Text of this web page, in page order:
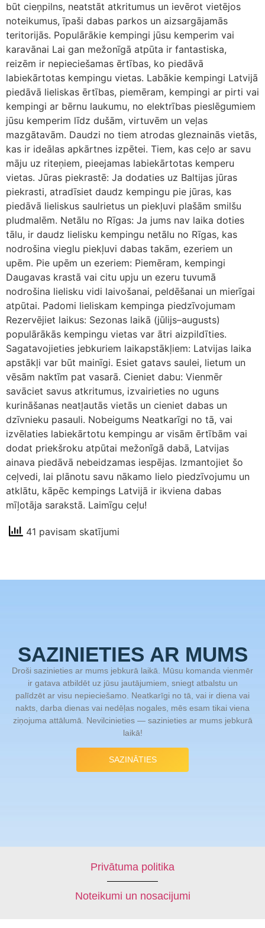
būt cieņpilns, neatstāt atkritumus un ievērot vietējos
noteikumus, īpaši dabas parkos un aizsargājamās
teritorijās. Populārākie kempingi jūsu kemperim vai
karavānai Lai gan mežonīgā atpūta ir fantastiska,
reizēm ir nepieciešamas ērtības, ko piedāvā
labiekārtotas kempingu vietas. Labākie kempingi Latvijā
piedāvā lieliskas ērtības, piemēram, kempingi ar pirti vai
kempingi ar bērnu laukumu, no elektrības pieslēgumiem
jūsu kemperim līdz dušām, virtuvēm un veļas
mazgātavām. Daudzi no tiem atrodas gleznainās vietās,
kas ir ideālas apkārtnes izpētei. Tiem, kas ceļo ar savu
māju uz riteņiem, pieejamas labiekārtotas kemperu
vietas. Jūras piekrastē: Ja dodaties uz Baltijas jūras
piekrasti, atradīsiet daudz kempingu pie jūras, kas
piedāvā lieliskus saulrietus un piekļuvi plašām smilšu
pludmalēm. Netālu no Rīgas: Ja jums nav laika doties
tālu, ir daudz lielisku kempingu netālu no Rīgas, kas
nodrošina vieglu piekļuvi dabas takām, ezeriem un
upēm. Pie upēm un ezeriem: Piemēram, kempingi
Daugavas krastā vai citu upju un ezeru tuvumā
nodrošina lielisku vidi laivošanai, peldēšanai un mierīgai
atpūtai. Padomi lieliskam kempinga piedzīvojumam
Rezervējiet laikus: Sezonas laikā (jūlijs–augusts)
populārākās kempingu vietas var ātri aizpildīties.
Sagatavojieties jebkuriem laikapstākļiem: Latvijas laika
apstākļi var būt mainīgi. Esiet gatavs saulei, lietum un
vēsām naktīm pat vasarā. Cieniet dabu: Vienmēr
savāciet savus atkritumus, izvairieties no uguns
kurināšanas neatļautās vietās un cieniet dabas un
dzīvnieku pasauli. Nobeigums Neatkarīgi no tā, vai
izvēlaties labiekārtotu kempingu ar visām ērtībām vai
dodat priekšroku atpūtai mežonīgā dabā, Latvijas
ainava piedāvā nebeidzamas iespējas. Izmantojiet šo
ceļvedi, lai plānotu savu nākamo lielo piedzīvojumu un
atklātu, kāpēc kempings Latvijā ir ikviena dabas
mīļotāja sarakstā. Laimīgu ceļu!
41 pavisam skatījumi
SAZINIETIES AR MUMS
Droši sazinieties ar mums jebkurā laikā. Mūsu komanda vienmēr
ir gatava atbildēt uz jūsu jautājumiem, sniegt atbalstu un
palīdzēt ar visu nepieciešamo. Neatkarīgi no tā, vai ir diena vai
nakts, darba dienas vai nedēļas nogales, mēs esam tikai viena
ziņojuma attālumā. Nevilcinieties — sazinieties ar mums jebkurā
laikā!
SAZINĀTIES
Privātuma politika
Noteikumi un nosacijumi